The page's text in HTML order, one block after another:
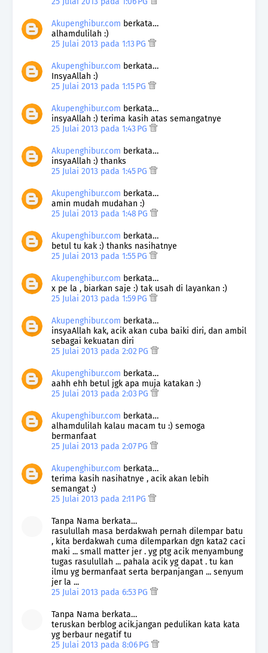
Akupenghibur.com berkata…
alhamdulilah :)
25 Julai 2013 pada 1:13 PG
Akupenghibur.com berkata…
InsyaAllah :)
25 Julai 2013 pada 1:15 PG
Akupenghibur.com berkata…
insyaAllah :) terima kasih atas semangatnye
25 Julai 2013 pada 1:43 PG
Akupenghibur.com berkata…
insyaAllah :) thanks
25 Julai 2013 pada 1:45 PG
Akupenghibur.com berkata…
amin mudah mudahan :)
25 Julai 2013 pada 1:48 PG
Akupenghibur.com berkata…
betul tu kak :) thanks nasihatnye
25 Julai 2013 pada 1:55 PG
Akupenghibur.com berkata…
x pe la , biarkan saje :) tak usah di layankan :)
25 Julai 2013 pada 1:59 PG
Akupenghibur.com berkata…
insyaAllah kak, acik akan cuba baiki diri, dan ambil
sebagai kekuatan diri
25 Julai 2013 pada 2:02 PG
Akupenghibur.com berkata…
aahh ehh betul jgk apa muja katakan :)
25 Julai 2013 pada 2:03 PG
Akupenghibur.com berkata…
alhamdulilah kalau macam tu :) semoga
bermanfaat
25 Julai 2013 pada 2:07 PG
Akupenghibur.com berkata…
terima kasih nasihatnye , acik akan lebih
semangat :)
25 Julai 2013 pada 2:11 PG
Tanpa Nama berkata…
rasulullah masa berdakwah pernah dilempar batu
, kita berdakwah cuma dilemparkan dgn kata2 caci
maki ... small matter jer . yg ptg acik menyambung
tugas rasulullah ... pahala acik yg dapat . tu kan
ilmu yg bermanfaat serta berpanjangan ... senyum
jer la ...
25 Julai 2013 pada 6:53 PG
Tanpa Nama berkata…
teruskan berblog acik.jangan pedulikan kata kata
yg berbaur negatif tu
25 Julai 2013 pada 8:06 PG